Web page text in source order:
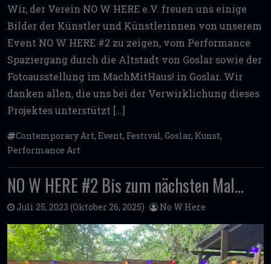
Wir, der Verein NO W HERE e.V. freuen uns einige
Bilder der Künstler und Künstlerinnen von unserem
Event NO W HERE #2 zu zeigen, vom Performance
Spaziergang durch die Altstadt von Goslar sowie der
Fotoausstellung im MachMitHaus! in Goslar. Wir
danken allen, die uns bei der Verwirklichung dieses
Projektes unterstützt […]
Contemporary Art, Event, Festival, Goslar, Kunst,
Performance Art
NO W HERE #2 Bis zum nächsten Mal…
Juli 25, 2023 (Oktober 26, 2025) No W Here